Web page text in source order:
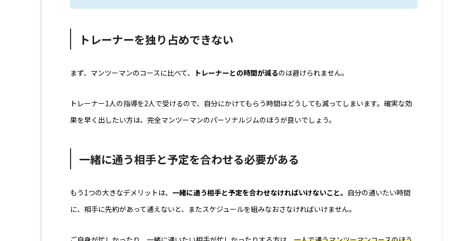
トレーナーを独り占めできない
まず、マンツーマンのコースに比べて、 トレーナーとの時間が減るのは避けられません。
トレーナー1人の指導を2人で受けるので、自分にかけてもらう時間はどうしても減ってしまいます。確実な効
果を早く出したい方は、完全マンツーマンのパーソナルジムのほうが良いでしょう。
一緒に通う相手と予定を合わせる必要がある
もう1つの大きなデメリットは、 一緒に通う相手と予定を合わせなければいけないこと。 自分の通いたい時間
に、相手に先約があって通えないと、またスケジュールを組みなおさなければいけません。